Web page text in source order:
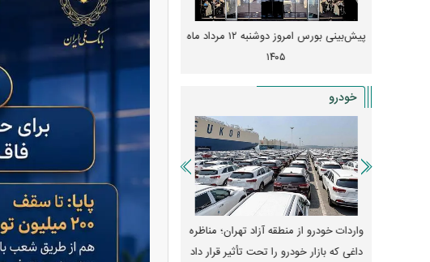
پیش‌بینی بورس امروز دوشنبه ۱۲ مرداد ماه
۱۴۰۵
زنگ خطر انباشت نیاز در بازار مسکن؛ فنر
قیمت‌ها فشرده شده
خودرو
واردات خودرو از منطقه آزاد تهران؛ مناظره
داغی که بازار خودرو را تحت تأثیر قرار داد
قیمت خودرو وارد فاز جدید شد/ اولین
واکنش بازار به تحولات سیاسی + جدول